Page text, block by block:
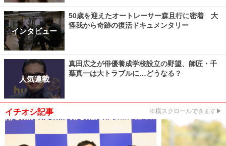
インタビュー
50歳を迎えたオートレーサー森且行に密着 大
怪我から奇跡の復活ドキュメンタリー
人気連載
真田広之が俳優養成学校設立の野望、師匠・千
葉真一は大トラブルに…どうなる？
イチオシ記事 ※横スクロールできます▶